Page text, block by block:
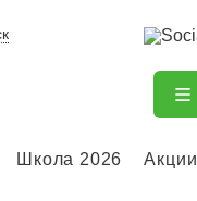
Школа 2026 Акции